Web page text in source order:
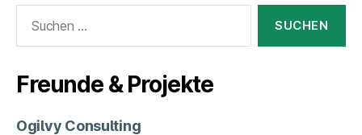
nach:
Freunde & Projekte
Ogilvy Consulting